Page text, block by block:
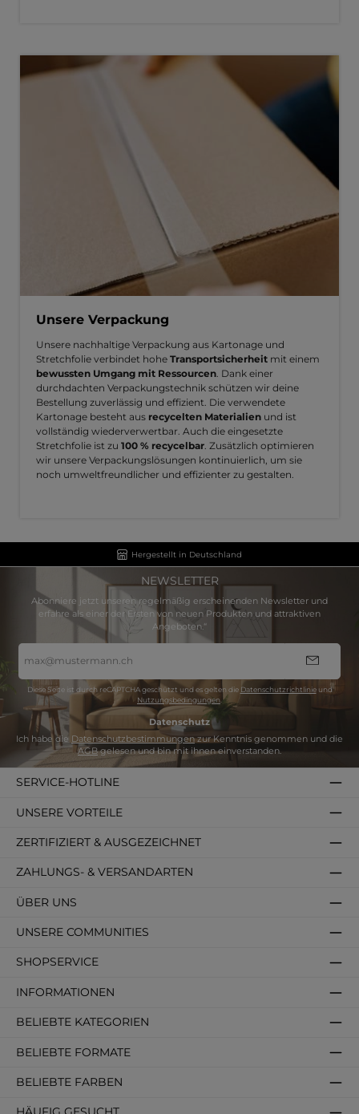
Unsere Verpackung
Unsere nachhaltige Verpackung aus Kartonage und
Stretchfolie verbindet hohe Transportsicherheit mit einem
bewussten Umgang mit Ressourcen . Dank einer
durchdachten Verpackungstechnik schützen wir deine
Bestellung zuverlässig und effizient. Die verwendete
Kartonage besteht aus recycelten Materialien und ist
vollständig wiederverwertbar. Auch die eingesetzte
Stretchfolie ist zu 100 % recycelbar . Zusätzlich optimieren
wir unsere Verpackungslösungen kontinuierlich, um sie
noch umweltfreundlicher und effizienter zu gestalten.
Hergestellt in Deutschland
NEWSLETTER
Abonniere jetzt unseren regelmäßig erscheinenden Newsletter und
erfahre als einer der Ersten von neuen Produkten und attraktiven
Angeboten.“
Mail-
Adresse
Diese Seite ist durch reCAPTCHA geschützt und es gelten die Datenschutzrichtlinieund
Nutzungsbedingungen.
Datenschutz
Ich habe die Datenschutzbestimmungenzur Kenntnis genommen und die
AGBgelesen und bin mit ihnen einverstanden.
SERVICE-HOTLINE
SHOPSERVICE
INFORMATIONEN
BELIEBTE KATEGORIEN
BELIEBTE FORMATE
BELIEBTE FARBEN
ZAHLUNGS- & VERSANDARTEN
ÜBER UNS
ZERTIFIZIERT & AUSGEZEICHNET
UNSERE VORTEILE
UNSERE COMMUNITIES